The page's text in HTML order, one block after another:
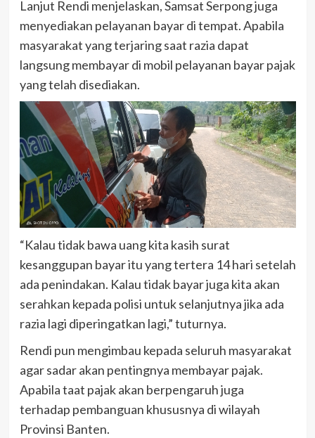
Lanjut Rendi menjelaskan, Samsat Serpong juga
menyediakan pelayanan bayar di tempat. Apabila
masyarakat yang terjaring saat razia dapat
langsung membayar di mobil pelayanan bayar pajak
yang telah disediakan.
“Kalau tidak bawa uang kita kasih surat
kesanggupan bayar itu yang tertera 14 hari setelah
ada penindakan. Kalau tidak bayar juga kita akan
serahkan kepada polisi untuk selanjutnya jika ada
razia lagi diperingatkan lagi,” tuturnya.
Rendi pun mengimbau kepada seluruh masyarakat
agar sadar akan pentingnya membayar pajak.
Apabila taat pajak akan berpengaruh juga
terhadap pembanguan khususnya di wilayah
Provinsi Banten.